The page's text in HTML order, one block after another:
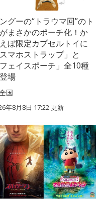
グーの“トラウマ回”のト
まさかのポーチ化！か
ぼ限定カプセルトイに
スマホストラップ」と
フェイスポーチ」全10種
場
国
年8月8日 17:22更新